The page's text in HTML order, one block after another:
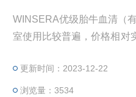
WINSERA优级胎牛血清（
室使用比较普遍，价格相对
批间差异大，质量不稳定。
更新时间：2023-12-22
浏览量：3534